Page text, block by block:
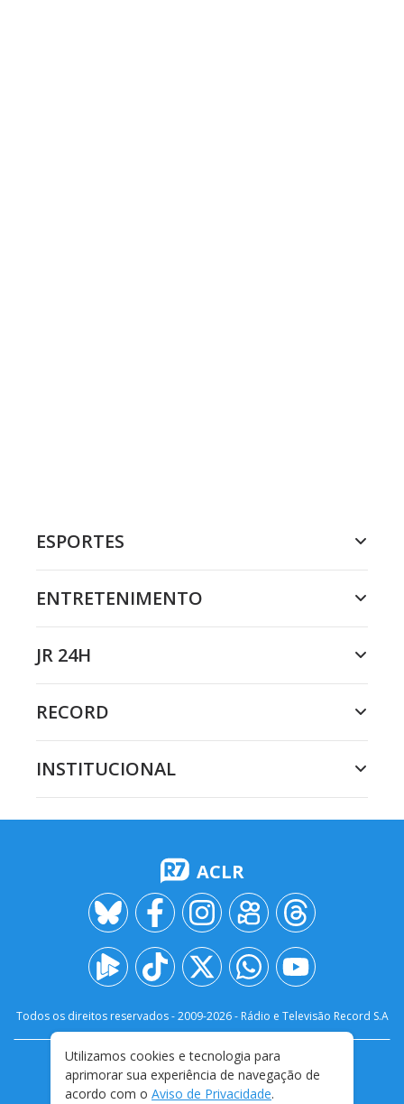
ESPORTES
ENTRETENIMENTO
JR 24H
RECORD
INSTITUCIONAL
ACLR
Todos os direitos reservados - 2009-2026- Rádio e Televisão Record S.A
FALE CONOSCO
PRIVACIDADE
TERMOS E CONDIÇÕES DE USO
Utilizamos cookies e tecnologia para
aprimorar sua experiência de navegação de
acordo com o Aviso de Privacidade.